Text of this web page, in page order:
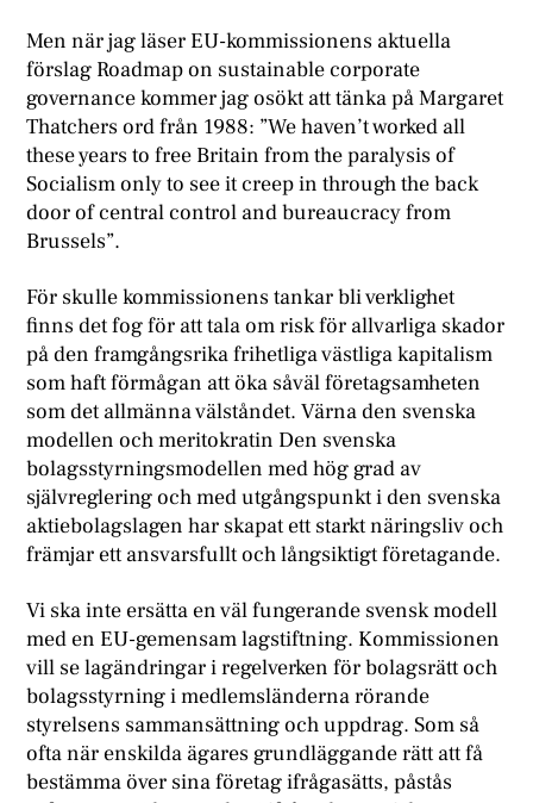
Men när jag läser EU-kommissionens aktuella
förslag Roadmap on sustainable corporate
governance kommer jag osökt att tänka på Margaret
Thatchers ord från 1988: ”We haven’t worked all
these years to free Britain from the paralysis of
Socialism only to see it creep in through the back
door of central control and bureaucracy from
Brussels”.
För skulle kommissionens tankar bli verklighet
finns det fog för att tala om risk för allvarliga skador
på den framgångsrika frihetliga västliga kapitalism
som haft förmågan att öka såväl företagsamheten
som det allmänna välståndet. Värna den svenska
modellen och meritokratin Den svenska
bolagsstyrningsmodellen med hög grad av
självreglering och med utgångspunkt i den svenska
aktiebolagslagen har skapat ett starkt näringsliv och
främjar ett ansvarsfullt och långsiktigt företagande.
Vi ska inte ersätta en väl fungerande svensk modell
med en EU-gemensam lagstiftning. Kommissionen
vill se lagändringar i regelverken för bolagsrätt och
bolagsstyrning i medlemsländerna rörande
styrelsens sammansättning och uppdrag. Som så
ofta när enskilda ägares grundläggande rätt att få
bestämma över sina företag ifrågasätts, påstås